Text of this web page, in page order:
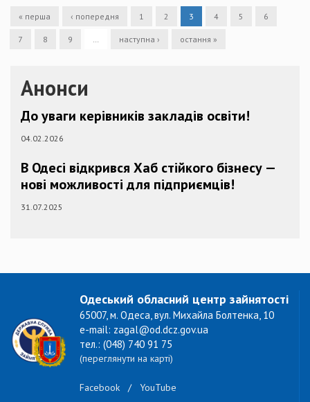
« перша ‹ попередня 1 2 3 4 5 6
7 8 9 наступна › остання »
Анонси
До уваги керівників закладів освіти!
04.02.2026
В Одесі відкрився Хаб стійкого бізнесу —
нові можливості для підприємців!
31.07.2025
Одеський обласний центр зайнятості
65007, м. Одеса, вул. Михайла Болтенка, 10
e-mail: zagal@od.dcz.gov.ua
тел.: (048) 740 91 75
(переглянути на карті)
Facebook / YouTube